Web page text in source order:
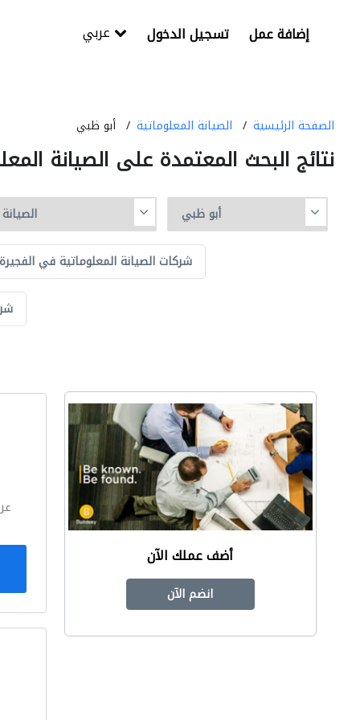
تسجيل الدخول إضافة عمل
الصفحة الرئيسية الصيانة المعلوماتية أبو ظبي
نتائج البحث المعتمدة على الصيانة
شركات الصيانة المعلوماتية في الفجيرة
أضف عملك الآن
انضم الآن